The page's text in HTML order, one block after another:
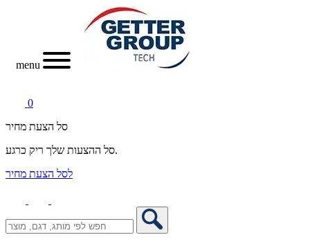
menu
0
סל הצעת מחיר
סל ההצעות שלך ריק כרגע.
לסל הצעת מחיר